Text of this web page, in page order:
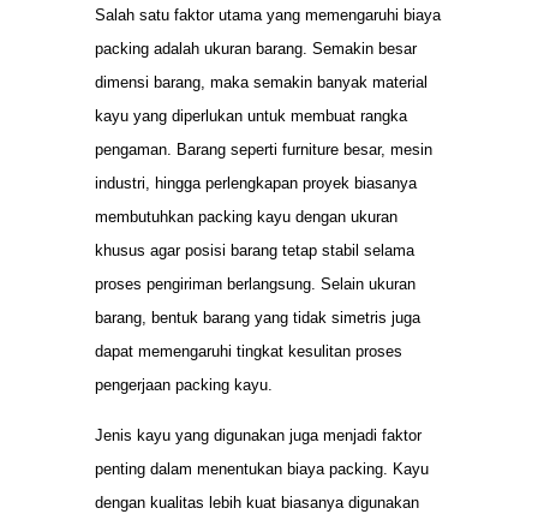
Salah satu faktor utama yang memengaruhi biaya
packing adalah ukuran barang. Semakin besar
dimensi barang, maka semakin banyak material
kayu yang diperlukan untuk membuat rangka
pengaman. Barang seperti furniture besar, mesin
industri, hingga perlengkapan proyek biasanya
membutuhkan packing kayu dengan ukuran
khusus agar posisi barang tetap stabil selama
proses pengiriman berlangsung. Selain ukuran
barang, bentuk barang yang tidak simetris juga
dapat memengaruhi tingkat kesulitan proses
pengerjaan packing kayu.
Jenis kayu yang digunakan juga menjadi faktor
penting dalam menentukan biaya packing. Kayu
dengan kualitas lebih kuat biasanya digunakan